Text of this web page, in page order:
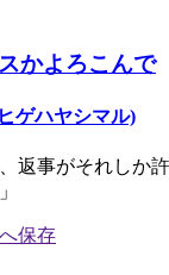
かよろこんで
ゲハヤシマル)
、返事がそれしか